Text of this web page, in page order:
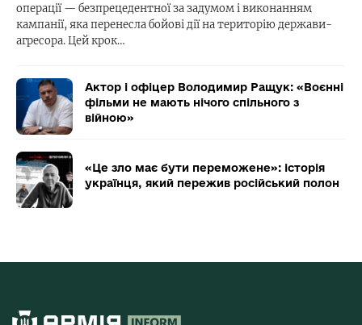
операції — безпрецедентної за задумом і виконанням
кампанії, яка перенесла бойові дії на територію держави-
агресора. Цей крок…
Актор і офіцер Володимир Ращук: «Воєнні
фільми не мають нічого спільного з
війною»
«Це зло має бути переможене»: історія
українця, який пережив російський полон